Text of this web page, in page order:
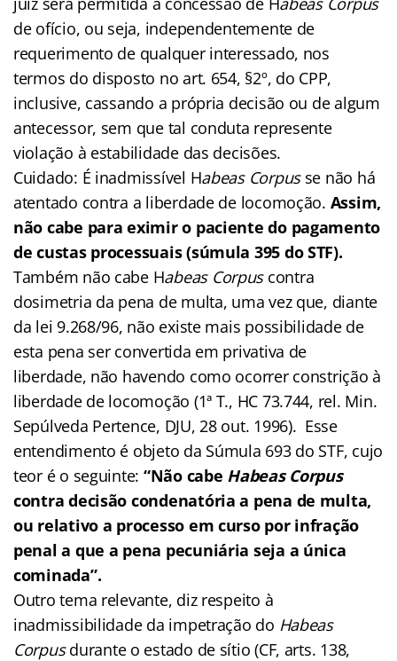
de ofício, ou seja, independentemente de
requerimento de qualquer interessado, nos
termos do disposto no art. 654, §2º, do CPP,
inclusive, cassando a própria decisão ou de algum
antecessor, sem que tal conduta represente
violação à estabilidade das decisões.
Cuidado: É inadmissível Habeas Corpusse não há
atentado contra a liberdade de locomoção. Assim,
não cabe para eximir o paciente do pagamento
de custas processuais (súmula 395 do STF).
Também não cabe Habeas Corpus contra
dosimetria da pena de multa, uma vez que, diante
da lei 9.268/96, não existe mais possibilidade de
esta pena ser convertida em privativa de
liberdade, não havendo como ocorrer constrição à
liberdade de locomoção (1ª T., HC 73.744, rel. Min.
Sepúlveda Pertence, DJU, 28 out. 1996). Esse
entendimento é objeto da Súmula 693 do STF, cujo
teor é o seguinte: “Não cabe Habeas Corpus
contra decisão condenatória a pena de multa,
ou relativo a processo em curso por infração
penal a que a pena pecuniária seja a única
cominada”.
Outro tema relevante, diz respeito à
inadmissibilidade da impetração do Habeas
Corpusdurante o estado de sítio (CF, arts. 138,